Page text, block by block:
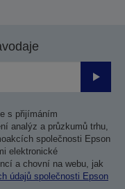
s přijímáním
analýz a průzkumů trhu,
společnosti Epson
elektronické
a chovní na webu, jak
údajů společnosti Epson